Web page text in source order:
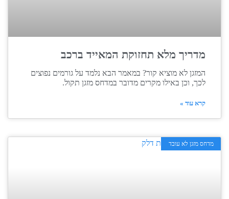
מדריך מלא תחזוקת המאייד ברכב
המזגן לא מוציא קור? במאמר הבא נלמד על גורמים נפוצים
לכך, וכן באילו מקרים מדובר במדחס מזגן תקול.
קרא עוד »
מדחס מזגן לא עובד